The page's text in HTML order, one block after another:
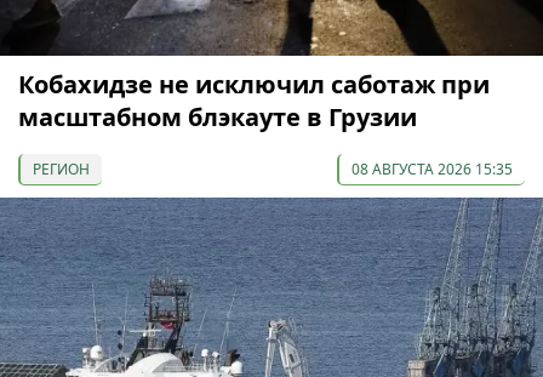
Кобахидзе не исключил саботаж при
масштабном блэкауте в Грузии
РЕГИОН 08 АВГУСТА 2026 15:35